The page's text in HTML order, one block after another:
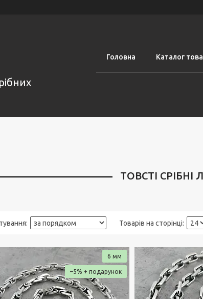
Головна Каталог
ТОВСТІ
6 мм
–5%